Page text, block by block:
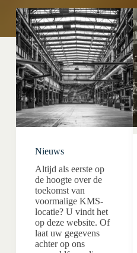
Nieuws
Altijd als eerste op
de hoogte over de
toekomst van
voormalige KMS-
locatie? U vindt het
op deze website. Of
laat uw gegevens
achter op ons